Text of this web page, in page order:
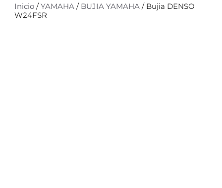
Inicio /YAMAHA / BUJIA YAMAHA / Bujia DENSO
W24FSR